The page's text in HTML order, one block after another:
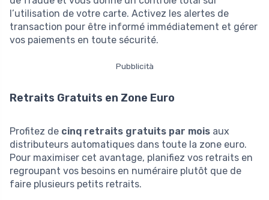
l’utilisation de votre carte. Activez les alertes de
transaction pour être informé immédiatement et gérer
vos paiements en toute sécurité.
Pubblicità
Retraits Gratuits en Zone Euro
Profitez de cinq retraits gratuits par mois aux
distributeurs automatiques dans toute la zone euro.
Pour maximiser cet avantage, planifiez vos retraits en
regroupant vos besoins en numéraire plutôt que de
faire plusieurs petits retraits.